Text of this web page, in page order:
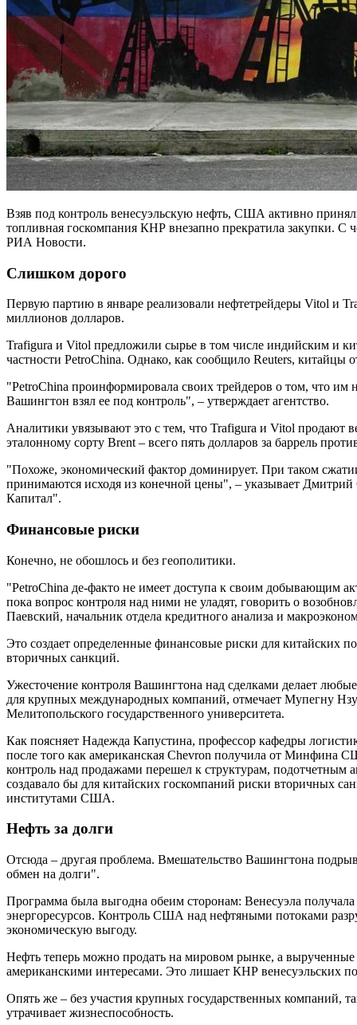
Взяв под контроль венесуэльскую нефть, США активно
топливная госкомпания КНР внезапно прекратила закупки. С
РИА Новости.
Слишком дорого
Первую партию в январе реализовали нефтетрейдеры Vitol
миллионов долларов.
Trafigura и Vitol предложили сырье в том числе индийским и
частности PetroChina. Однако, как сообщило Reuters, китайцы
"PetroChina проинформировала своих трейдеров о том, что им
Вашингтон взял ее под контроль", – утверждает агентство.
Аналитики увязывают это с тем, что Trafigura и Vitol продают
эталонному сорту Brent – всего пять долларов за баррель
"Похоже, экономический фактор доминирует. При таком
принимаются исходя из конечной цены", – указывает
Капитал".
Финансовые риски
Конечно, не обошлось и без геополитики.
"PetroChina де-факто не имеет доступа к своим добывающим
пока вопрос контроля над ними не уладят, говорить о
Паевский, начальник отдела кредитного анализа и
Это создает определенные финансовые риски для китайских
вторичных санкций.
Ужесточение контроля Вашингтона над сделками делает
для крупных международных компаний, отмечает Mупегну
Мелитопольского государственного университета.
Как поясняет Надежда Капустина, профессор кафедры
после того как американская Chevron получила от Минфина
контроль над продажами перешел к структурам, подотчетным
создавало бы для китайских госкомпаний риски вторичных
институтами США.
Нефть за долги
Отсюда – другая проблема. Вмешательство Вашингтона
обмен на долги".
Программа была выгодна обеим сторонам: Венесуэла
энергоресурсов. Контроль США над нефтяными потоками
экономическую выгоду.
Нефть теперь можно продать на мировом рынке, а вырученные
американскими интересами. Это лишает КНР венесуэльских
Опять же – без участия крупных государственных компаний,
утрачивает жизнеспособность.